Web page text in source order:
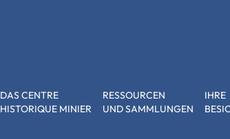
DAS CENTRE
HISTORIQUE MINIER
RESSOURCEN
UND SAMMLUNGEN
IHRE